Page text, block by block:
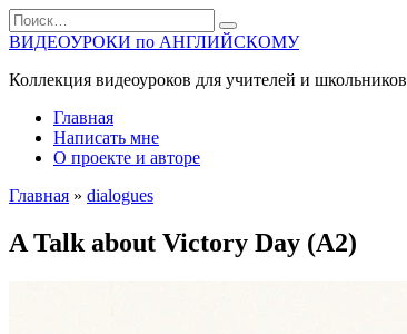
Перейти
к
содержанию
Search
for:
ВИДЕОУРОКИ по АНГЛИЙСКОМУ
Коллекция видеоуроков для учителей и школьников
Главная
Написать мне
О проекте и авторе
Главная » dialogues
A Talk about Victory Day (A2)